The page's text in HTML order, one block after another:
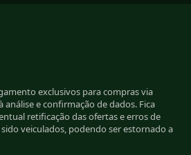
exclusivos para compras via
análise e confirmação de dados. Fica
retificação das ofertas e erros de
veiculados, podendo ser estornado a